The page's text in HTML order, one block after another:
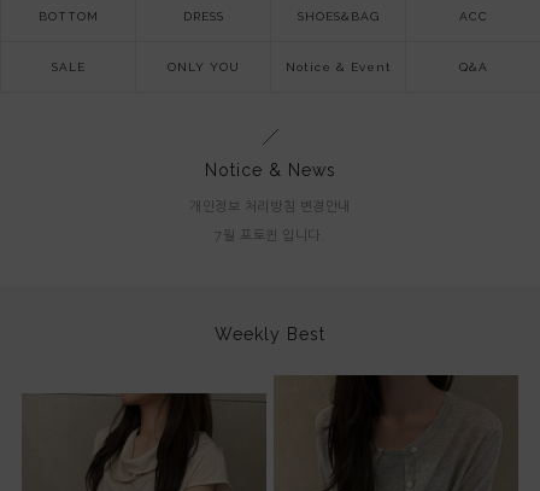
BOTTOM DRESS SHOES&BAG ACC
SALE ONLY YOU Notice & Event Q&A
Notice & News
개인정보 처리방침 변경안내
7월 포토퀸 입니다.
Weekly Best